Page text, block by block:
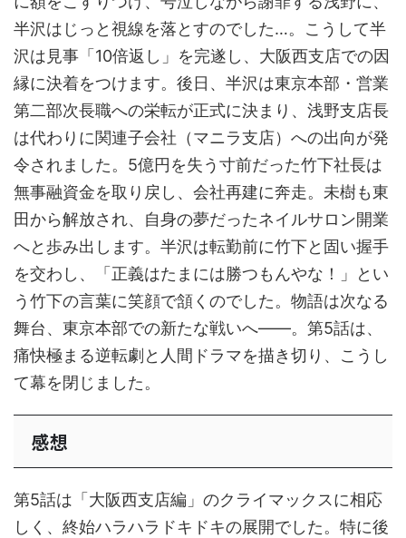
半沢はじっと視線を落とすのでした…。こうして半
沢は見事「10倍返し」を完遂し、大阪西支店での因
縁に決着をつけます。後日、半沢は東京本部・営業
第二部次長職への栄転が正式に決まり、浅野支店長
は代わりに関連子会社（マニラ支店）への出向が発
令されました。5億円を失う寸前だった竹下社長は
無事融資金を取り戻し、会社再建に奔走。未樹も東
田から解放され、自身の夢だったネイルサロン開業
へと歩み出します。半沢は転勤前に竹下と固い握手
を交わし、「正義はたまには勝つもんやな！」とい
う竹下の言葉に笑顔で頷くのでした。物語は次なる
舞台、東京本部での新たな戦いへ——。第5話は、
痛快極まる逆転劇と人間ドラマを描き切り、こうし
て幕を閉じました。
感想
第5話は「大阪西支店編」のクライマックスに相応
しく、終始ハラハラドキドキの展開でした。特に後